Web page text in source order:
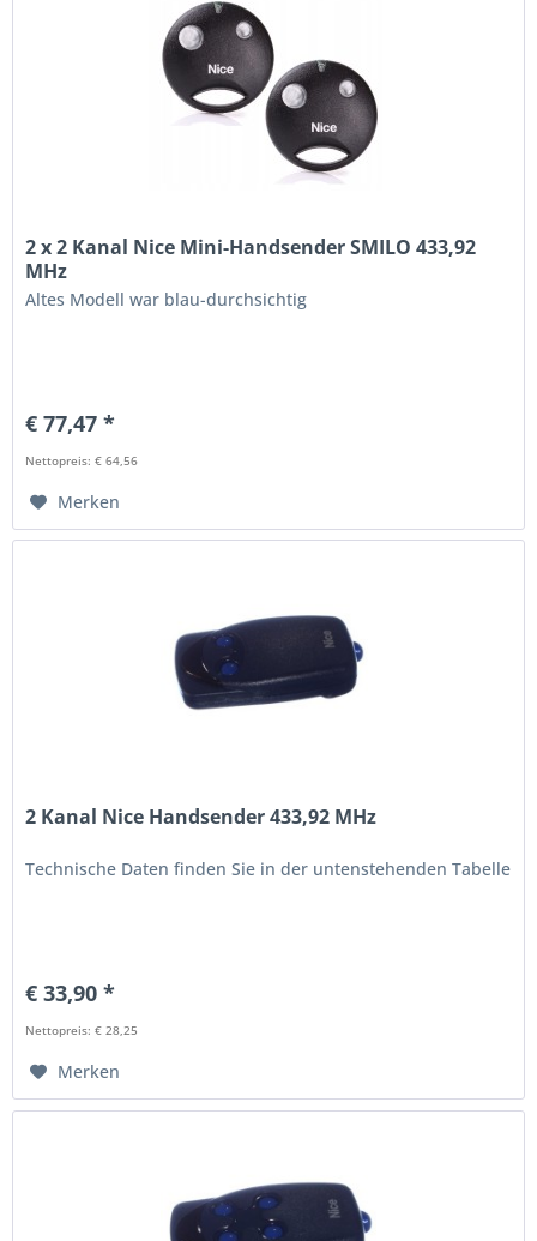
2 x 2 Kanal Nice Mini-Handsender SMILO 433,92
MHz
Altes Modell war blau-durchsichtig
€ 77,47 *
Nettopreis: € 64,56
Merken
2 Kanal Nice Handsender 433,92 MHz
Technische Daten finden Sie in der untenstehenden Tabelle
€ 33,90 *
Nettopreis: € 28,25
Merken